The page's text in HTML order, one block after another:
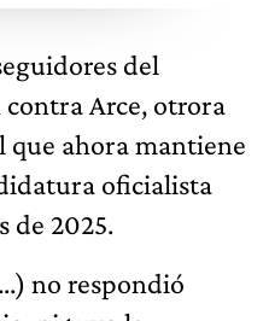
del
Arce, otrora
que ahora mantiene
oficialista
de 2025.
no respondió